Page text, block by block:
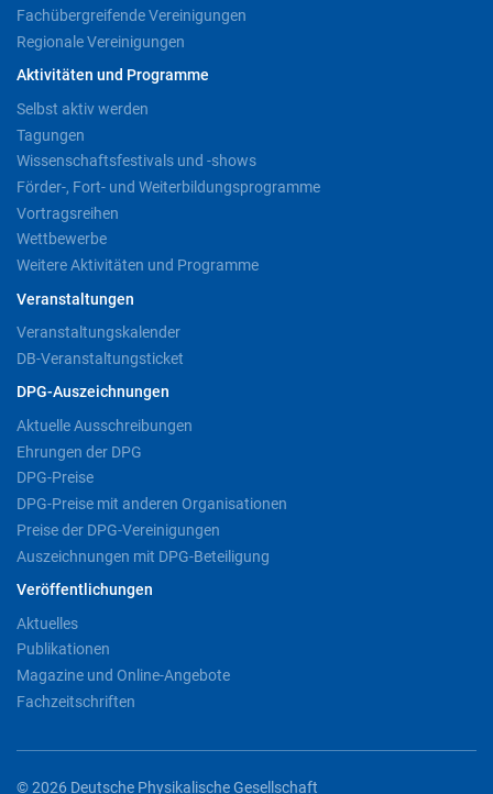
Fachübergreifende Vereinigungen
Regionale Vereinigungen
Aktivitäten und Programme
Selbst aktiv werden
Tagungen
Wissenschaftsfestivals und -shows
Förder-, Fort- und Weiterbildungsprogramme
Vortragsreihen
Wettbewerbe
Weitere Aktivitäten und Programme
Veranstaltungen
Veranstaltungskalender
DB-Veranstaltungsticket
DPG-Auszeichnungen
Aktuelle Ausschreibungen
Ehrungen der DPG
DPG-Preise
DPG-Preise mit anderen Organisationen
Preise der DPG-Vereinigungen
Auszeichnungen mit DPG-Beteiligung
Veröffentlichungen
Aktuelles
Publikationen
Magazine und Online-Angebote
Fachzeitschriften
© 2026 Deutsche Physikalische Gesellschaft